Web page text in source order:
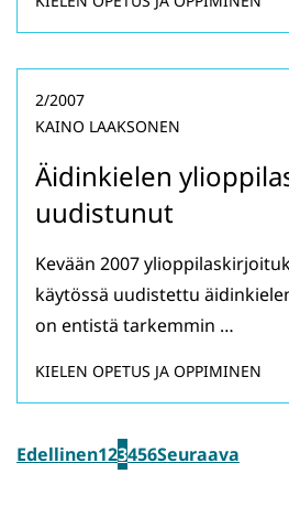
Äidinkielen
uudistunut
2/2007
KAINO LAAKSONEN
Kevään 2007
käytössä uudistettu
on entistä tarkemmin …
KIELEN OPETUS JA OPPIMINEN
Edellinen123456Seuraava